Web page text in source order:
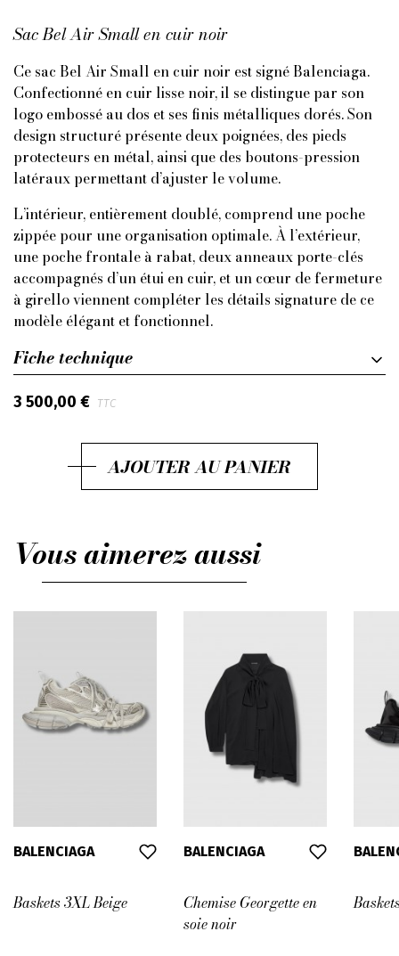
Sac Bel Air Small en cuir noir
Ce sac Bel Air Small en cuir noir est signé Balenciaga.
Confectionné en cuir lisse noir, il se distingue par son
logo embossé au dos et ses finis métalliques dorés. Son
design structuré présente deux poignées, des pieds
protecteurs en métal, ainsi que des boutons-pression
latéraux permettant d’ajuster le volume.
L’intérieur, entièrement doublé, comprend une poche
zippée pour une organisation optimale. À l’extérieur,
une poche frontale à rabat, deux anneaux porte-clés
accompagnés d’un étui en cuir, et un cœur de fermeture
à girello viennent compléter les détails signature de ce
modèle élégant et fonctionnel.
Fiche technique
3 500,00 € TTC
AJOUTER AU PANIER
Vous aimerez aussi
BALENCIAGA
Baskets 3XL Beige
BALENCIAGA
Chemise Georgette en
soie noir